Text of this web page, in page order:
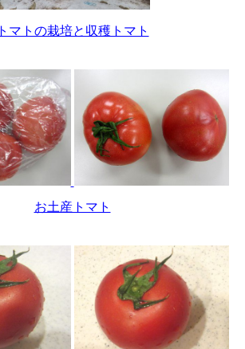
トマトの栽培と収穫トマト
お土産トマト